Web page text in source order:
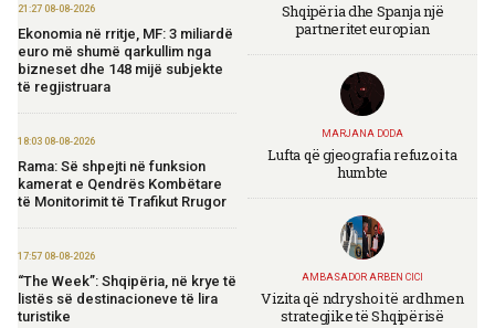
21:27 08-08-2026
Ekonomia në rritje, MF: 3 miliardë
euro më shumë qarkullim nga
bizneset dhe 148 mijë subjekte
të regjistruara
18:03 08-08-2026
Rama: Së shpejti në funksion
kamerat e Qendrës Kombëtare
të Monitorimit të Trafikut Rrugor
17:57 08-08-2026
“The Week”: Shqipëria, në krye të
listës së destinacioneve të lira
turistike
Shqipëria dhe Spanja një
partneritet europian
MARJANA DODA
Lufta që gjeografia refuzoi ta
humbte
AMBASADOR ARBEN CICI
Vizita që ndryshoi të ardhmen
strategjike të Shqipërisë